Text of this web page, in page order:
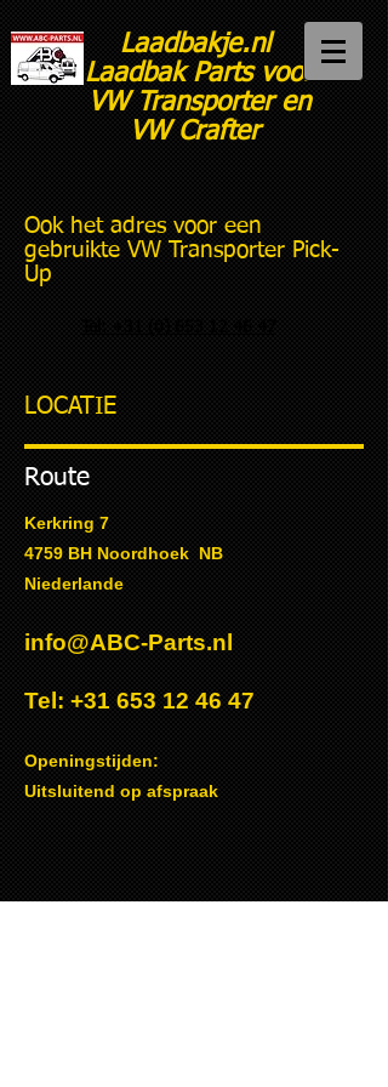
Laadbakje.nl
Laadbak Parts voor
VW Transporter en
VW Crafter
Ook het adres voor een
gebruikte VW Transporter Pick-
Up
LOCATIE
Route
Kerkring 7
4759 BH Noordhoek NB
Niederlande
info@ABC-Parts.nl
Tel: +31 653 12 46 47
Openingstijden:
Uitsluitend op afspraak